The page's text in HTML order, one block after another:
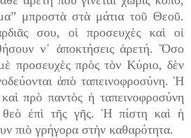
μπροστὰ στὰ μάτια τοῦ Θεοῦ.
σου, οἱ προσευχὲς καὶ οἱ
ν᾿ ἀποκτήσεις ἀρετή. Ὅσο
προσευχὲς πρὸς τὸν Κύριο, δὲν
ἀπὸ ταπεινοφροσύνη. Ἡ
πρὸ παντὸς ἡ ταπεινοφροσύνη
ἐπὶ τῆς γῆς. Ἡ πίστη καὶ ἡ
πιὸ γρήγορα στὴν καθαρότητα.